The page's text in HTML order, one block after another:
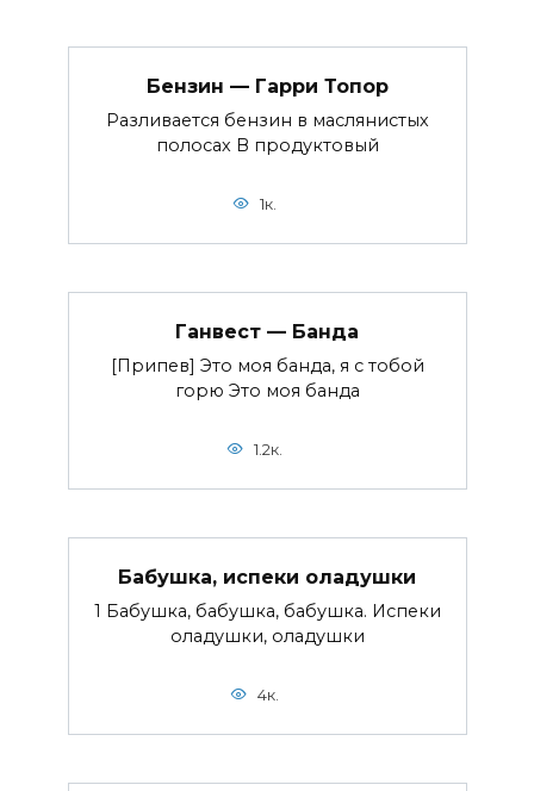
Бензин — Гарри Топор
Разливается бензин в маслянистых
полосах В продуктовый
1к.
Ганвест — Банда
[Припев] Это моя банда, я с тобой
горю Это моя банда
1.2к.
Бабушка, испеки оладушки
1 Бабушка, бабушка, бабушка. Испеки
оладушки, оладушки
4к.